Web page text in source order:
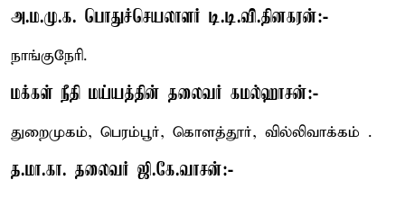
அ.ம.மு.க. பொதுச்செயலாளர் டி.டி.வி.தினகரன்:-
நாங்குநேரி.
மக்கள் நீதி மய்யத்தின் தலைவர் கமல்ஹாசன்:-
துறைமுகம், பெரம்பூர், கொளத்தூர், வில்லிவாக்கம் .
த.மா.கா. தலைவர் ஜி.கே.வாசன்:-